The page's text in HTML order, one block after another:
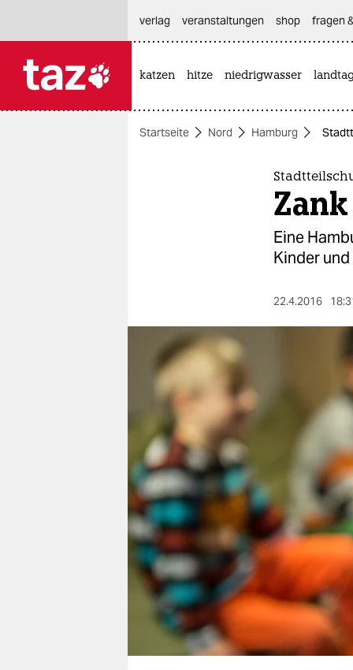
themen
berlin
nord
wahrheit
verlag
verlag
veranstaltungen
shop
fragen & hilfe
unterstützen
verlag
veranstaltungen shop fragen
katzen hitze niedrigwasser
Startseite Nord Hamburg
Eine
Kinder
22.4.2016